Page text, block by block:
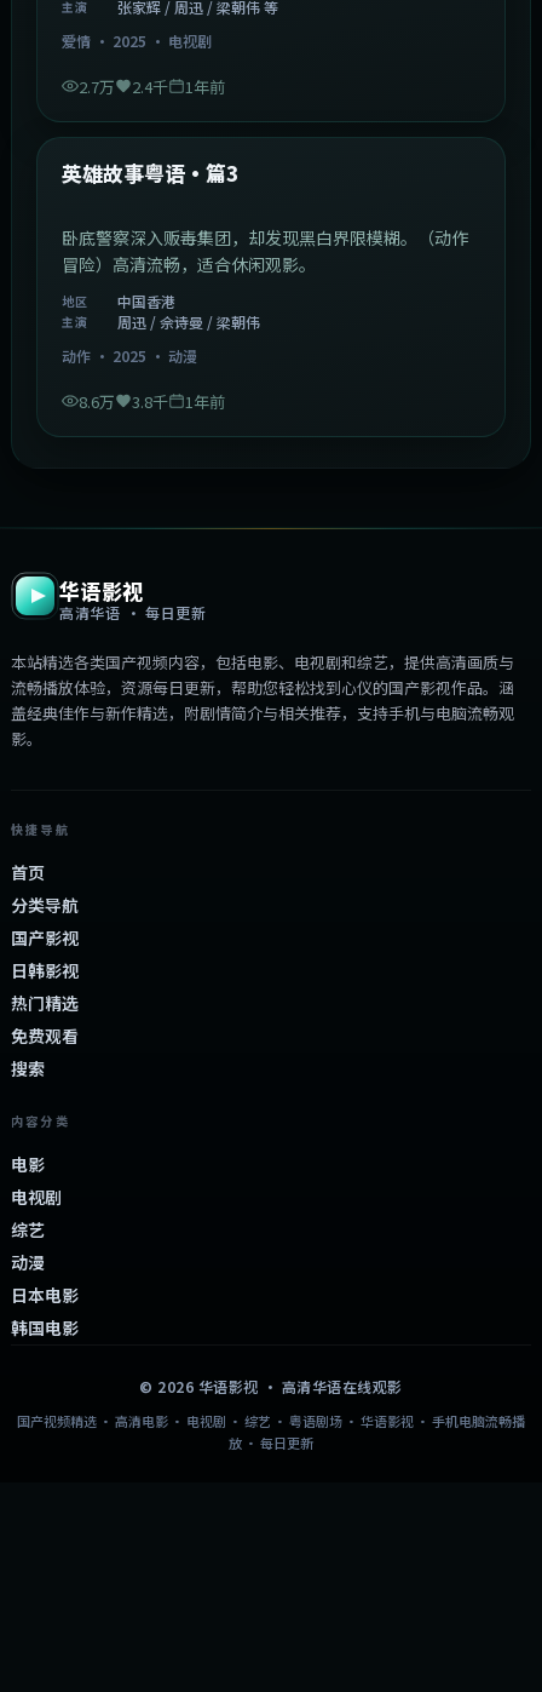
主演
张家辉 / 周迅 / 梁朝伟 等
爱情· 2025 · 电视剧
2.7万 2.4千 1年前
最新
英雄故事粤语·篇3
卧底警察深入贩毒集团，却发现黑白界限模糊。（动作
冒险）高清流畅，适合休闲观影。
地区 中国香港
主演
周迅 / 佘诗曼 / 梁朝伟
动作· 2025 · 动漫
8.6万 3.8千 1年前
华语影视
高清华语 · 每日更新
本站精选各类国产视频内容，包括电影、电视剧和综艺，提供高清画质与
流畅播放体验，资源每日更新，帮助您轻松找到心仪的国产影视作品。涵
盖经典佳作与新作精选，附剧情简介与相关推荐，支持手机与电脑流畅观
影。
快捷导航
首页
分类导航
国产影视
日韩影视
热门精选
免费观看
搜索
内容分类
电影
电视剧
综艺
动漫
日本电影
韩国电影
© 2026 华语影视 · 高清华语在线观影
国产视频精选 · 高清电影 · 电视剧 · 综艺 · 粤语剧场 · 华语影视 · 手机电脑流畅播
放 · 每日更新